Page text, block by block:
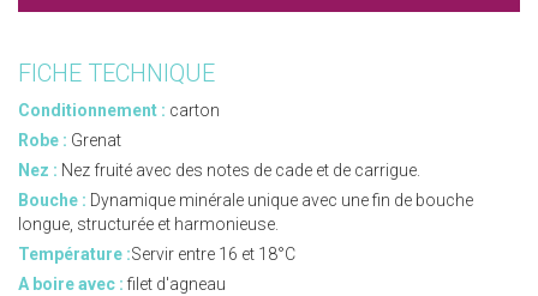
FICHE TECHNIQUE
Conditionnement : carton
Robe : Grenat
Nez : Nez fruité avec des notes de cade et de carrigue.
Bouche : Dynamique minérale unique avec une fin de bouche
longue, structurée et harmonieuse.
Température :Servir entre 16 et 18°C
A boire avec : filet d'agneau